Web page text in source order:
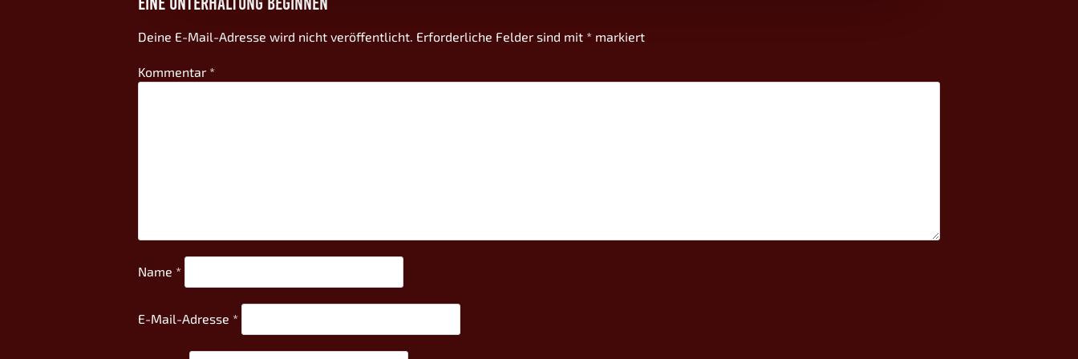
Deine E-Mail-Adresse wird nicht veröffentlicht. Erforderliche Felder sind mit * markiert
Kommentar *
Name *
E-Mail-Adresse *